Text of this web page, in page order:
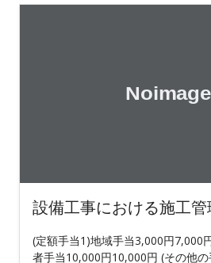
設備工事における施工管
(定額手当1)地域手当3,000円7,000
者手当10,000円10,000円 (その他